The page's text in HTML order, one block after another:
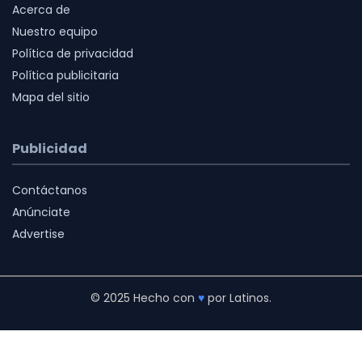
Acerca de
Nuestro equipo
Política de privacidad
Política publicitaria
Mapa del sitio
Publicidad
Contáctanos
Anúnciate
Advertise
© 2025 Hecho con ♥ por Latinos.